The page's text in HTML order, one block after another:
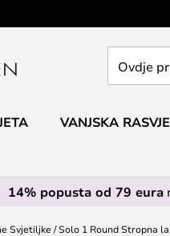
pretražite
trgovinu...
VANJSKA
14% popusta od 79 eura
Svjetiljke Solo 1 Round Stropna